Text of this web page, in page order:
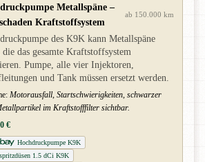
Metallspäne –
Kraftstoffsystem
ab 150.000 km
des K9K kann Metallspäne
die das gesamte Kraftstoffsystem
Pumpe, alle vier Injektoren,
und Tank müssen ersetzt werden.
Motorausfall, Startschwierigkeiten, schwarzer
im Kraftstofffilter sichtbar.
€
Hochdruckpumpe K9K
1.5 dCi K9K